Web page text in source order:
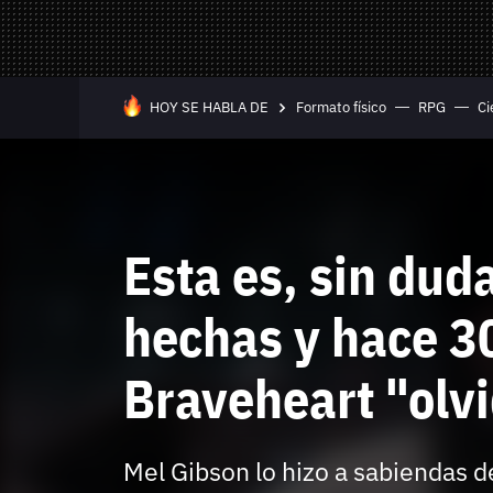
HOY SE HABLA DE Formato físico RPG
Esta es, sin
hechas y hace
Braveheart
Mel Gibson lo hizo a sabiendas
Selección
Trivia
Juegos Online
Mandos y
Todo hardware
Whatsapp
Twitch Instagram
Facebook
Twitter Discord